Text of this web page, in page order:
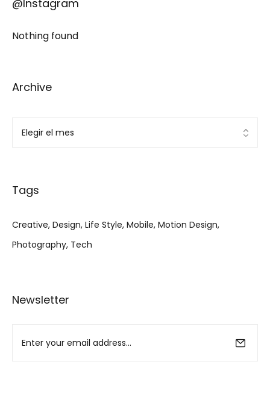
@Instagram
Nothing found
Archive
Tags
Creative Design Life Style Mobile Motion Design
Photography Tech
Newsletter